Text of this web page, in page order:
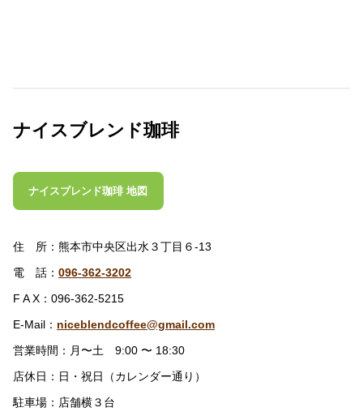
ナイスブレンド珈琲
ナイスブレンド珈琲 地図
住 所：熊本市中央区出水３丁目６-13
電 話： 096-362-3202
F A X：096-362-5215
E-Mail： niceblendcoffee@gmail.com
営業時間：月〜土 9:00 〜 18:30
店休日：日・祝日（カレンダー通り）
駐車場：店舗横３台